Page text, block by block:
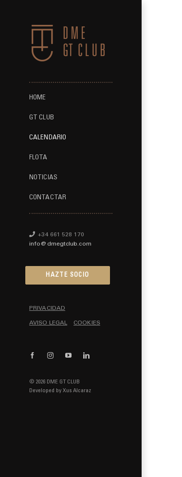
contenido
HOME
GT CLUB
CALENDARIO
FLOTA
NOTICIAS
CONTACTAR
+34 661 528 170
info@dmegtclub.com
HAZTE SOCIO
PRIVACIDAD
AVISO LEGAL COOKIES
FacebookInstagramYouTubeLinkedIn
© 2026 DME GT CLUB
Developed by Xus Alcaraz